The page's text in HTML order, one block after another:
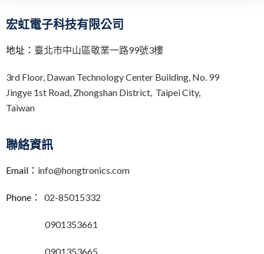
宏虹電子科技有限公司
地址： 臺北市中山區敬業一路99號3樓
3rd Floor, Dawan Technology Center Building, No. 99
Jingye 1st Road, Zhongshan District, Taipei City,
Taiwan
聯絡資訊
Email： info@hongtronics.com
Phone： 02-85015332
0901353661
0901353665